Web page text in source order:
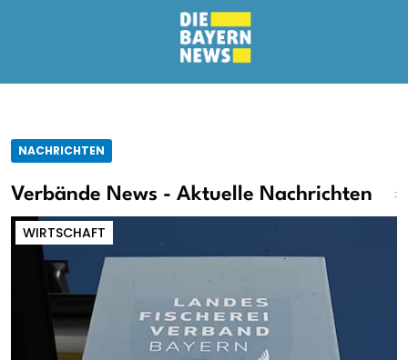
NACHRICHTEN
Verbände News - Aktuelle Nachrichten
WIRTSCHAFT